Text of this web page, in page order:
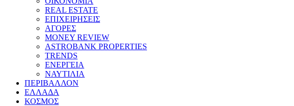
REAL ESTATE
ΕΠΙΧΕΙΡΗΣΕΙΣ
ΑΓΟΡΕΣ
MONEY REVIEW
ASTROBANK PROPERTIES
TRENDS
ΕΝΕΡΓΕΙΑ
ΝΑΥΤΙΛΙΑ
ΠΕΡΙΒΑΛΛΟΝ
ΕΛΛΑΔΑ
ΚΟΣΜΟΣ